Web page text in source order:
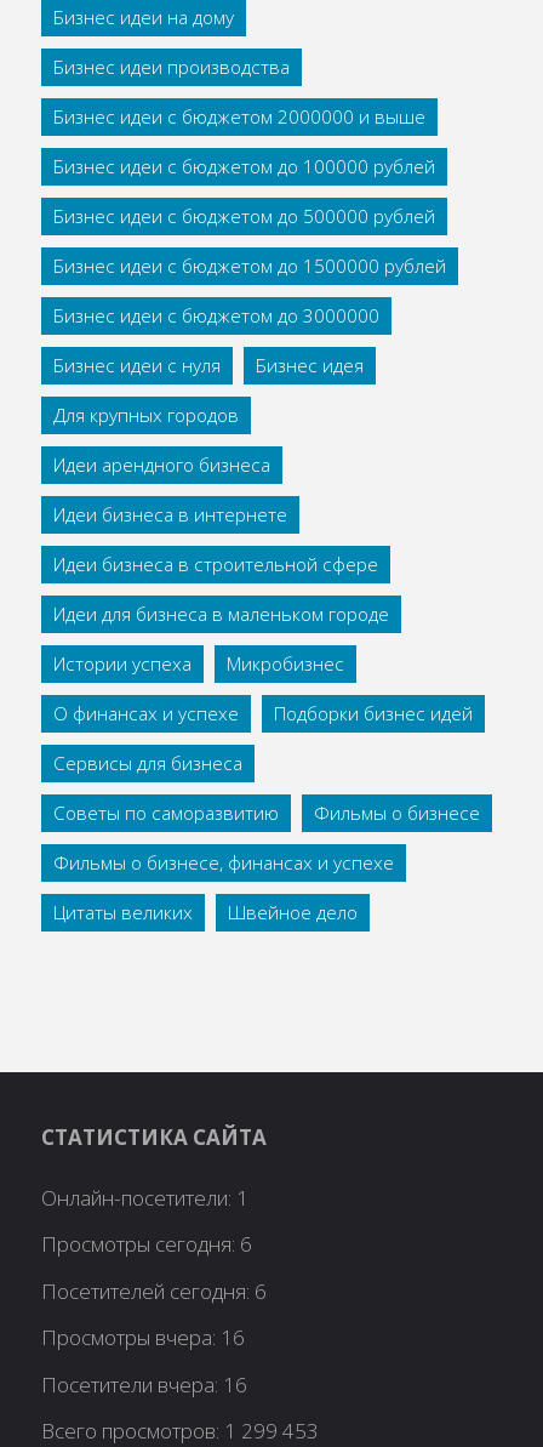
Бизнес идеи на дому
Бизнес идеи производства
Бизнес идеи с бюджетом 2000000 и выше
Бизнес идеи с бюджетом до 100000 рублей
Бизнес идеи с бюджетом до 500000 рублей
Бизнес идеи с бюджетом до 1500000 рублей
Бизнес идеи с бюджетом до 3000000
Бизнес идеи с нуля
Бизнес идея
Для крупных городов
Идеи арендного бизнеса
Идеи бизнеса в интернете
Идеи бизнеса в строительной сфере
Идеи для бизнеса в маленьком городе
Истории успеха
Микробизнес
О финансах и успехе
Подборки бизнес идей
Сервисы для бизнеса
Советы по саморазвитию
Фильмы о бизнесе
Фильмы о бизнесе, финансах и успехе
Цитаты великих
Швейное дело
СТАТИСТИКА САЙТА
Онлайн-посетители: 1
Просмотры сегодня: 6
Посетителей сегодня: 6
Просмотры вчера: 16
Посетители вчера: 16
Всего просмотров: 1 299 453